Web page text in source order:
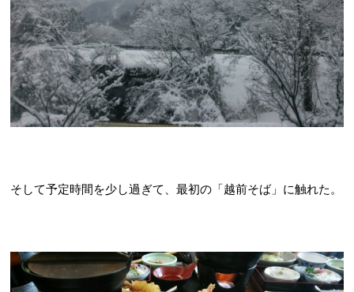
そして予定時間を少し過ぎて、最初の「越前そば」に触れた。